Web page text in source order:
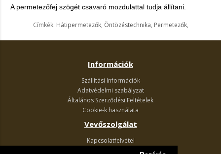
A permetezőfej szögét csavaró mozdulattal tudja állítani.
Címkék: Hátipermetezők, Öntözéstechnika, Permetezők,
Információk
Szállítási Információk
Adatvédelmi szabályzat
Általános Szerződési Feltételek
Cookie-k használata
Vevőszolgálat
Kapcsolatfelvétel